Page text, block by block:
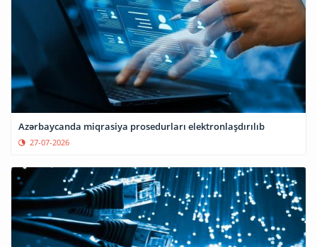
Azərbaycanda miqrasiya prosedurları elektronlaşdırılıb
27-07-2026